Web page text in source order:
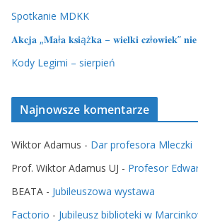
Spotkanie MDKK
𝐀𝐤𝐜𝐣𝐚 „𝐌𝐚ł𝐚 𝐤𝐬𝐢ąż𝐤𝐚 – 𝐰𝐢𝐞𝐥𝐤𝐢 𝐜𝐳ł𝐨𝐰𝐢𝐞𝐤”
Kody Legimi – sierpień
Najnowsze komentarze
Wiktor Adamus - Dar profesora Mleczki
Prof. Wiktor Adamus UJ - Profesor
BEATA - Jubileuszowa wystawa
Factorio - Jubileusz biblioteki w